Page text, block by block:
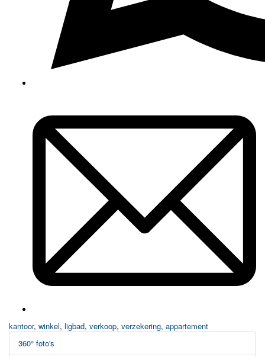
kantoor, winkel, ligbad, verkoop, verzekering, appartement
360° foto's